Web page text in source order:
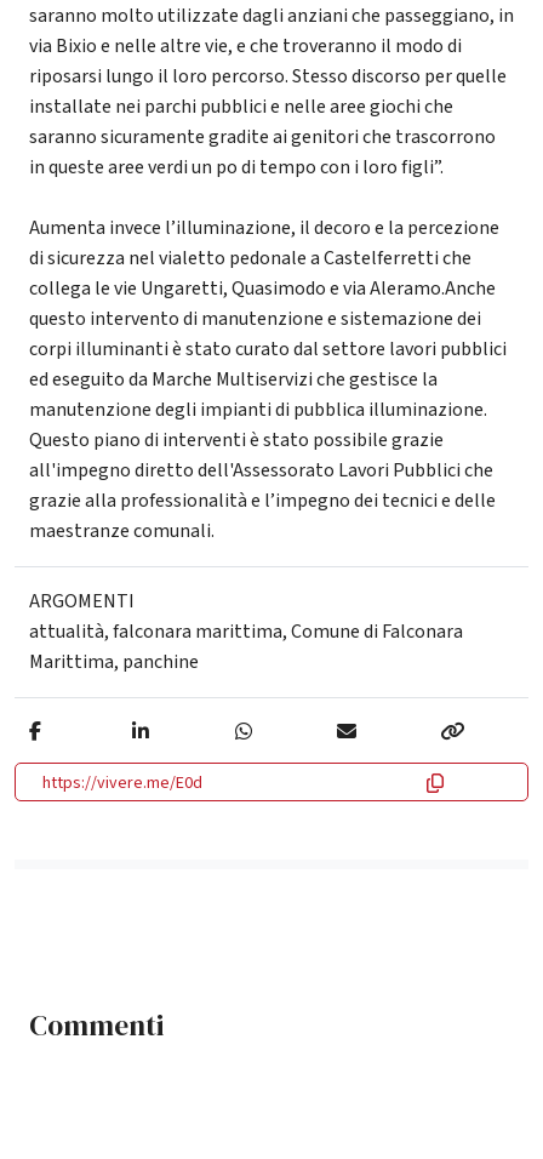
saranno molto utilizzate dagli anziani che passeggiano, in
via Bixio e nelle altre vie, e che troveranno il modo di
riposarsi lungo il loro percorso. Stesso discorso per quelle
installate nei parchi pubblici e nelle aree giochi che
saranno sicuramente gradite ai genitori che trascorrono
in queste aree verdi un po di tempo con i loro figli”.
Aumenta invece l’illuminazione, il decoro e la percezione
di sicurezza nel vialetto pedonale a Castelferretti che
collega le vie Ungaretti, Quasimodo e via Aleramo.Anche
questo intervento di manutenzione e sistemazione dei
corpi illuminanti è stato curato dal settore lavori pubblici
ed eseguito da Marche Multiservizi che gestisce la
manutenzione degli impianti di pubblica illuminazione.
Questo piano di interventi è stato possibile grazie
all'impegno diretto dell'Assessorato Lavori Pubblici che
grazie alla professionalità e l’impegno dei tecnici e delle
maestranze comunali.
ARGOMENTI
attualità,falconara marittima,Comune di Falconara
Marittima, panchine
https://vivere.me/E0d
Commenti